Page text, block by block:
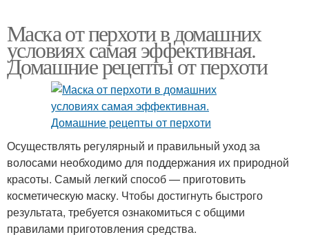
Маска от перхоти в домашних
условиях самая эффективная.
Домашние рецепты от перхоти
Осуществлять регулярный и правильный уход за
волосами необходимо для поддержания их природной
красоты. Самый легкий способ — приготовить
косметическую маску. Чтобы достигнуть быстрого
результата, требуется ознакомиться с общими
правилами приготовления средства.